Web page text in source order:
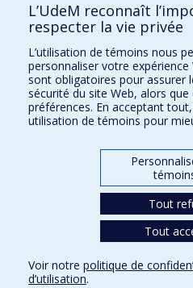
Consultez cette fiche sur :
Vitrine de la recherche
90, avenue Vincent-d'Indy
L’UdeM reconnaît
respecter la vie privée
L’utilisation de témoins nous
personnaliser votre
sont obligatoires pour assurer
sécurité du site Web, alors que
préférences. En acceptant
utilisation de témoins pour
Tout
Tout
Voir notre politique de
d’utilisation.